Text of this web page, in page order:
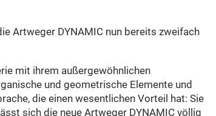
Artweger DYNAMIC nun bereits zweifach
mit ihrem außergewöhnlichen
und geometrische Elemente und
die einen wesentlichen Vorteil hat: Sie
sich die neue Artweger DYNAMIC völlig